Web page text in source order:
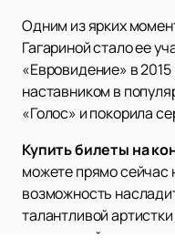
Одним из ярких
Гагариной стало ее
«Евровидение» в
наставником в
«Голос» и покорила
Купить билеты на
можете прямо сейчас
возможность
талантливой
прекрасной музыки.